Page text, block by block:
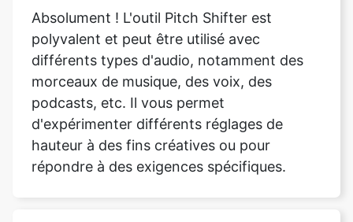
morceaux de musique, des voix, des
podcasts, etc. Il vous permet
d'expérimenter différents réglages de
hauteur à des fins créatives ou pour
répondre à des exigences spécifiques.
Comment télécharger l'audio dans